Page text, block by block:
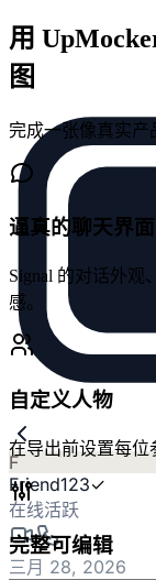
F
Friend123✓
在线活跃
三月 28, 2026
用
图
完成一张像真实产
逼真的聊天界面
Signal 的对话外观
感。
自定义人物
在导出前设置每位
完整可编辑